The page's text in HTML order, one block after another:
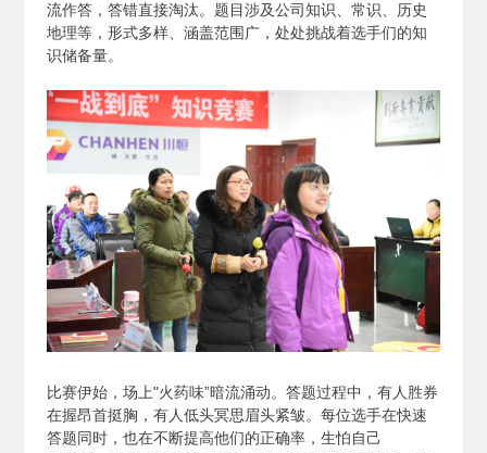
流作答，答错直接淘汰。题目涉及公司知识、常识、历史
地理等，形式多样、涵盖范围广，处处挑战着选手们的知
识储备量。
比赛伊始，场上"火药味”暗流涌动。答题过程中，有人胜券
在握昂首挺胸，有人低头冥思眉头紧皱。每位选手在快速
答题同时，也在不断提高他们的正确率，生怕自己